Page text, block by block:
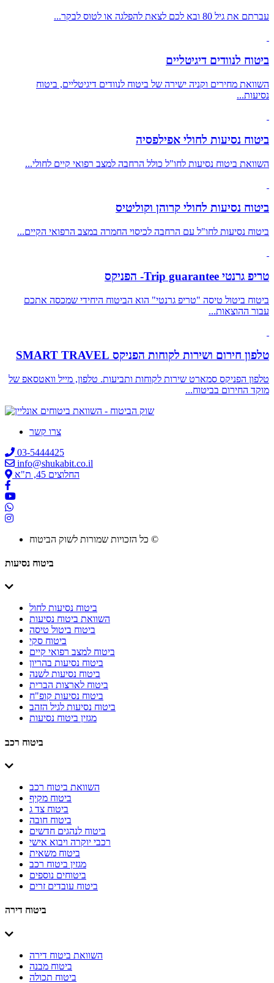
עברתם את גיל 80 ובא לכם לצאת להפלגה או לטוס לבקר...
ביטוח לנוודים דיגיטליים
השוואת מחירים וקניה ישירה של ביטוח לנוודים דיגיטליים, ביטוח
נסיעות...
ביטוח נסיעות לחולי אפילפסיה
השוואת ביטוח נסיעות לחו"ל כולל הרחבה למצב רפואי קיים לחולי...
ביטוח נסיעות לחולי קרוהן וקוליטיס
ביטוח נסיעות לחו"ל עם הרחבה לכיסוי החמרה במצב הרפואי הקיים...
טריפ גרנטי Trip guarantee- הפניקס
ביטוח ביטול טיסה "טריפ גרנטי" הוא הביטוח היחידי שמכסה אתכם
עבור ההוצאות...
טלפון חירום ושירות לקוחות הפניקס SMART TRAVEL
טלפון הפניקס סמארט שירות לקוחות ותביעות. טלפון, מייל וואטסאפ של
מוקד החירום בביטוח...
צרו קשר
03-5444425
info@shukabit.co.il
החלוצים 45, ת"א
כל הזכויות שמורות לשוק הביטוח ©
ביטוח נסיעות
ביטוח נסיעות לחול
השוואת ביטוח נסיעות
ביטוח ביטול טיסה
ביטוח סקי
ביטוח למצב רפואי קיים
ביטוח נסיעות בהריון
ביטוח נסיעות לשנה
ביטוח לארצות הברית
ביטוח נסיעות קופ"ח
ביטוח נסיעות לגיל הזהב
מגזין ביטוח נסיעות
ביטוח רכב
השוואת ביטוח רכב
ביטוח מקיף
ביטוח צד ג
ביטוח חובה
ביטוח לנהגים חדשים
רכבי יוקרה ויבוא אישי
ביטוח משאית
מגזין ביטוח רכב
ביטוחים נוספים
ביטוח עובדים זרים
ביטוח דירה
השוואת ביטוח דירה
ביטוח מבנה
ביטוח תכולה